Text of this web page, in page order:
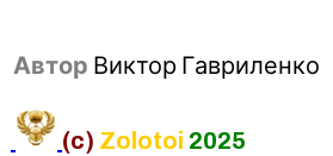
Автор Виктор Гавриленко
(c) Zolotoi 2025